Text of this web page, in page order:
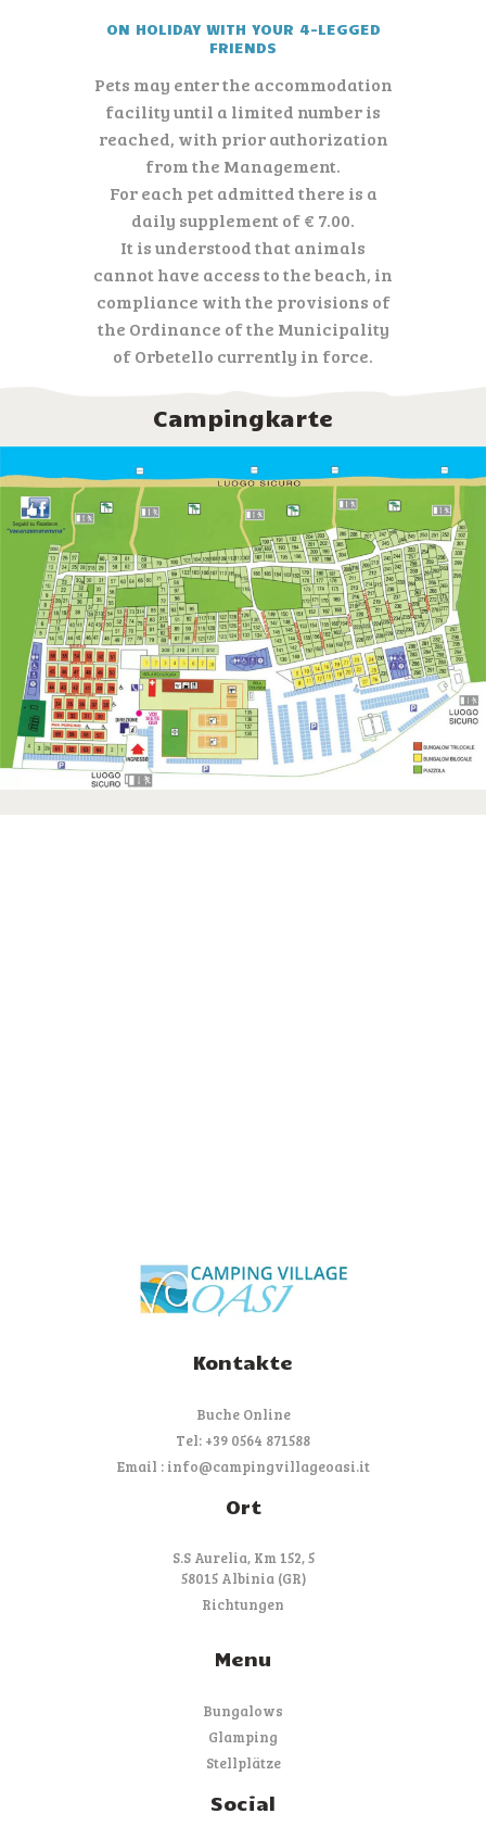
ON HOLIDAY WITH YOUR 4-LEGGED
FRIENDS
Pets may enter the accommodation
facility until a limited number is
reached, with prior authorization
from the Management.
For each pet admitted there is a
daily supplement of € 7.00.
It is understood that animals
cannot have access to the beach, in
compliance with the provisions of
the Ordinance of the Municipality
of Orbetello currently in force.
Campingkarte
Kontakte
Buche Online
Tel: +39 0564 871588
Email : info@campingvillageoasi.it
Ort
S.S Aurelia, Km 152, 5
58015 Albinia (GR)
Richtungen
Menu
Bungalows
Glamping
Stellplätze
Social